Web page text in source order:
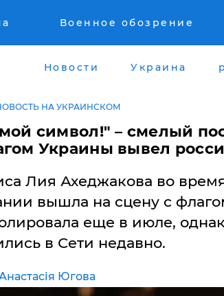
Военное обозрение
Новости Украина
НА УКРАИНСКОМ
символ!" – смелый
Украины вывел
Лия Ахеджакова во
вышла на сцену с
еще в июле,
в Сети недавно.
Югова